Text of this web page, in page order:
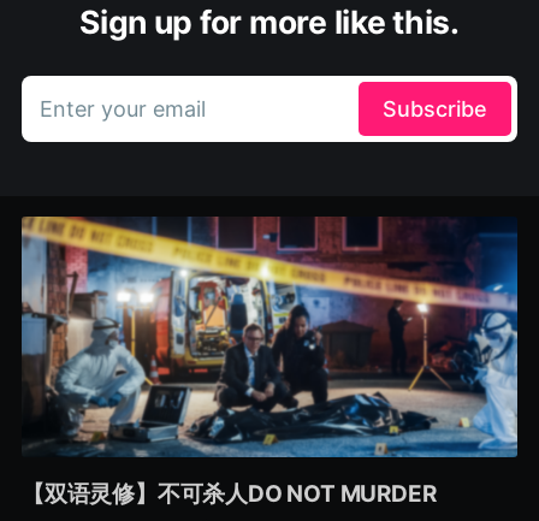
Sign up for more like this.
Enter your email Subscribe
【双语灵修】不可杀人DO NOT MURDER